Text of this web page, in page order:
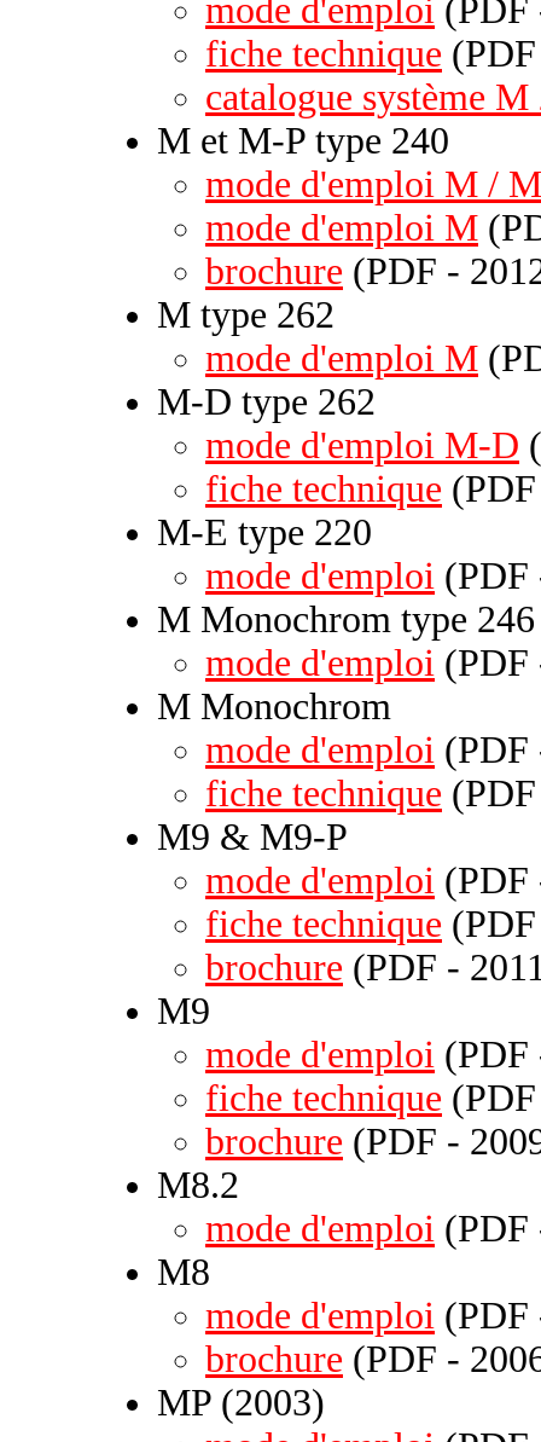
mode d'emploi (PDF
fiche technique
catalogue système M
M et M-P type 240
mode d'emploi M /
mode d'emploi M
brochure (PDF -
M type 262
mode d'emploi M
M-D type 262
mode d'emploi M-D
fiche technique
M-E type 220
mode d'emploi (PDF
M Monochrom type 246
mode d'emploi (PDF
M Monochrom
mode d'emploi (PDF
fiche technique
M9 & M9-P
mode d'emploi (PDF
fiche technique
brochure (PDF -
M9
mode d'emploi (PDF
fiche technique
brochure (PDF -
M8.2
mode d'emploi (PDF
M8
mode d'emploi (PDF
brochure (PDF -
MP (2003)